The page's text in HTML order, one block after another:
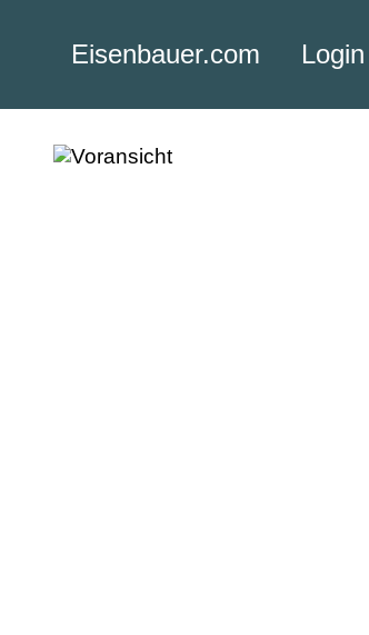
Eisenbauer.com Login